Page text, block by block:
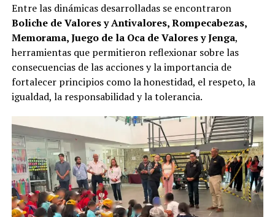
Entre las dinámicas desarrolladas se encontraron
Boliche de Valores y Antivalores, Rompecabezas,
Memorama, Juego de la Oca de Valores y Jenga,
herramientas que permitieron reflexionar sobre las
consecuencias de las acciones y la importancia de
fortalecer principios como la honestidad, el respeto, la
igualdad, la responsabilidad y la tolerancia.